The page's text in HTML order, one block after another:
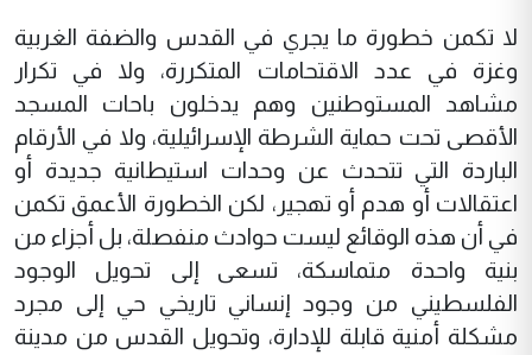
لا تكمن خطورة ما يجري في القدس والضفة الغربية
وغزة في عدد الاقتحامات المتكررة، ولا في تكرار
مشاهد المستوطنين وهم يدخلون باحات المسجد
الأقصى تحت حماية الشرطة الإسرائيلية، ولا في الأرقام
الباردة التي تتحدث عن وحدات استيطانية جديدة أو
اعتقالات أو هدم أو تهجير، لكن الخطورة الأعمق تكمن
في أن هذه الوقائع ليست حوادث منفصلة، بل أجزاء من
بنية واحدة متماسكة، تسعى إلى تحويل الوجود
الفلسطيني من وجود إنساني تاريخي حي إلى مجرد
مشكلة أمنية قابلة للإدارة، وتحويل القدس من مدينة